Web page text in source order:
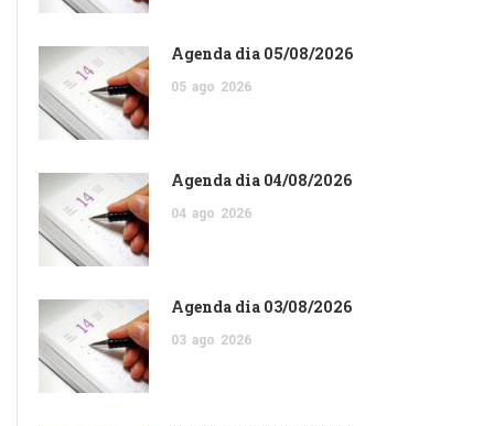
Agenda dia 05/08/2026
05 ago 2026
Agenda dia 04/08/2026
04 ago 2026
Agenda dia 03/08/2026
03 ago 2026